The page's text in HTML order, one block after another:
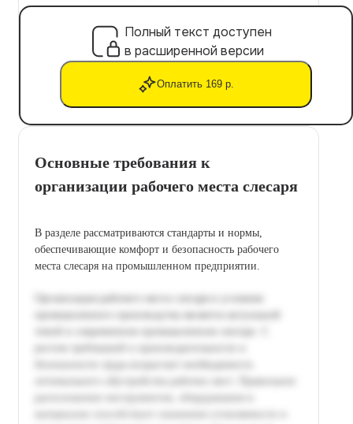
Полный текст доступен
в расширенной версии
Оплатить 169 р.
Основные требования к
организации рабочего места слесаря
В разделе рассматриваются стандарты и нормы,
обеспечивающие комфорт и безопасность рабочего
места слесаря на промышленном предприятии.